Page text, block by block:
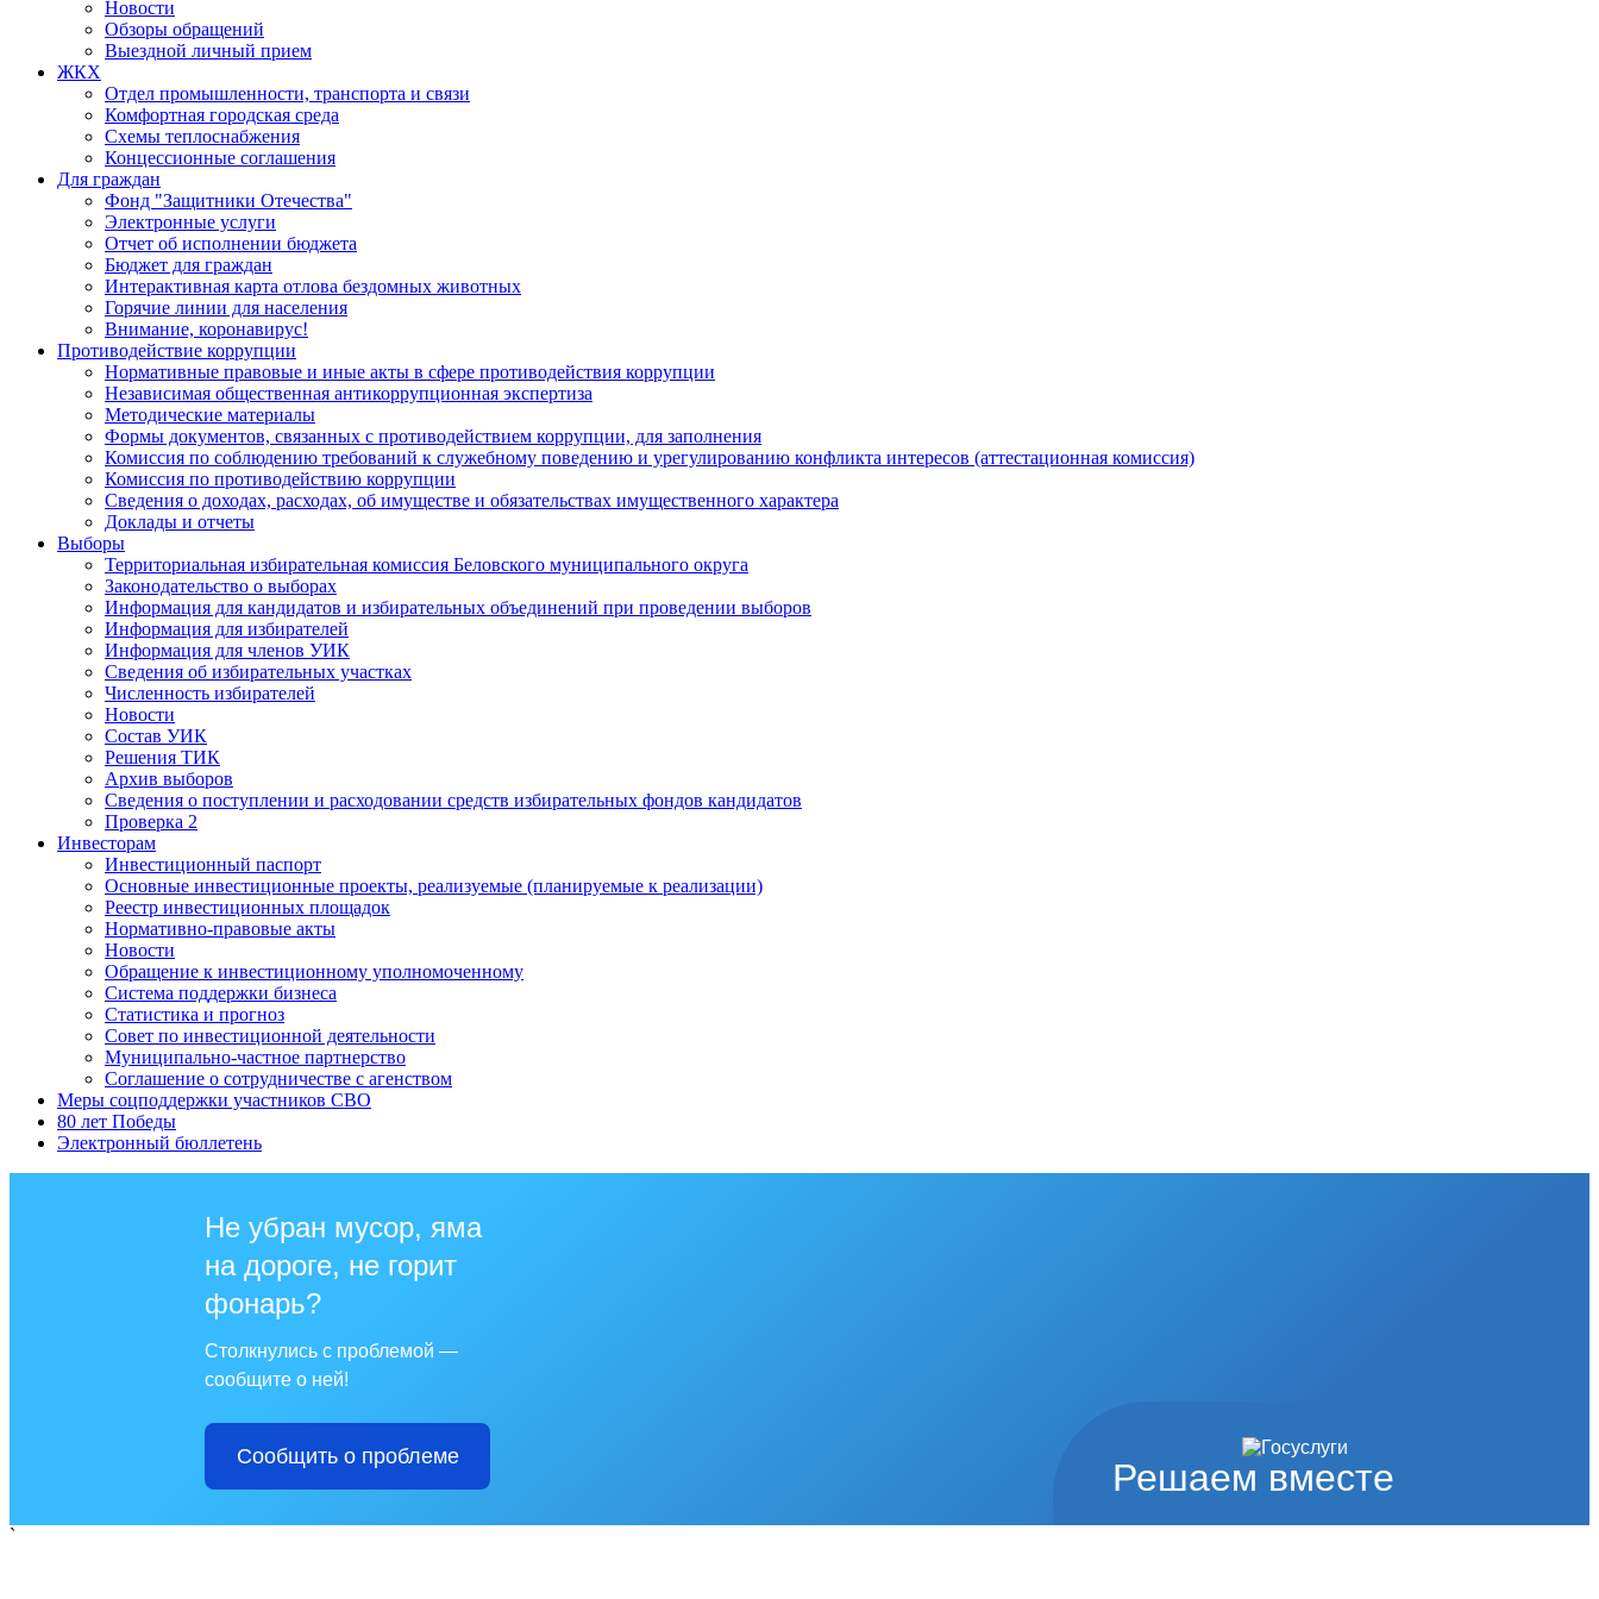
Новости
Обзоры обращений
Выездной личный прием
ЖКХ
Отдел промышленности, транспорта и связи
Комфортная городская среда
Схемы теплоснабжения
Концессионные соглашения
Для граждан
Фонд "Защитники Отечества"
Электронные услуги
Отчет об исполнении бюджета
Бюджет для граждан
Интерактивная карта отлова бездомных животных
Горячие линии для населения
Внимание, коронавирус!
Противодействие коррупции
Нормативные правовые и иные акты в сфере противодействия коррупции
Независимая общественная антикоррупционная экспертиза
Методические материалы
Формы документов, связанных с противодействием коррупции, для заполнения
Комиссия по соблюдению требований к служебному поведению и урегулированию конфликта интересов (аттестационная комиссия)
Комиссия по противодействию коррупции
Сведения о доходах, расходах, об имуществе и обязательствах имущественного характера
Доклады и отчеты
Выборы
Территориальная избирательная комиссия Беловского муниципального округа
Законодательство о выборах
Информация для кандидатов и избирательных объединений при проведении выборов
Информация для избирателей
Информация для членов УИК
Сведения об избирательных участках
Численность избирателей
Новости
Состав УИК
Решения ТИК
Архив выборов
Сведения о поступлении и расходовании средств избирательных фондов кандидатов
Проверка 2
Инвесторам
Инвестиционный паспорт
Основные инвестиционные проекты, реализуемые (планируемые к реализации)
Реестр инвестиционных площадок
Нормативно-правовые акты
Новости
Обращение к инвестиционному уполномоченному
Система поддержки бизнеса
Статистика и прогноз
Совет по инвестиционной деятельности
Муниципально-частное партнерство
Соглашение о сотрудничестве с агенством
Меры соцподдержки участников СВО
80 лет Победы
Электронный бюллетень
Решаем вместе
Не убран мусор, яма
на дороге, не горит
фонарь?
Столкнулись с проблемой —
сообщите о ней!
Сообщить о проблеме
`